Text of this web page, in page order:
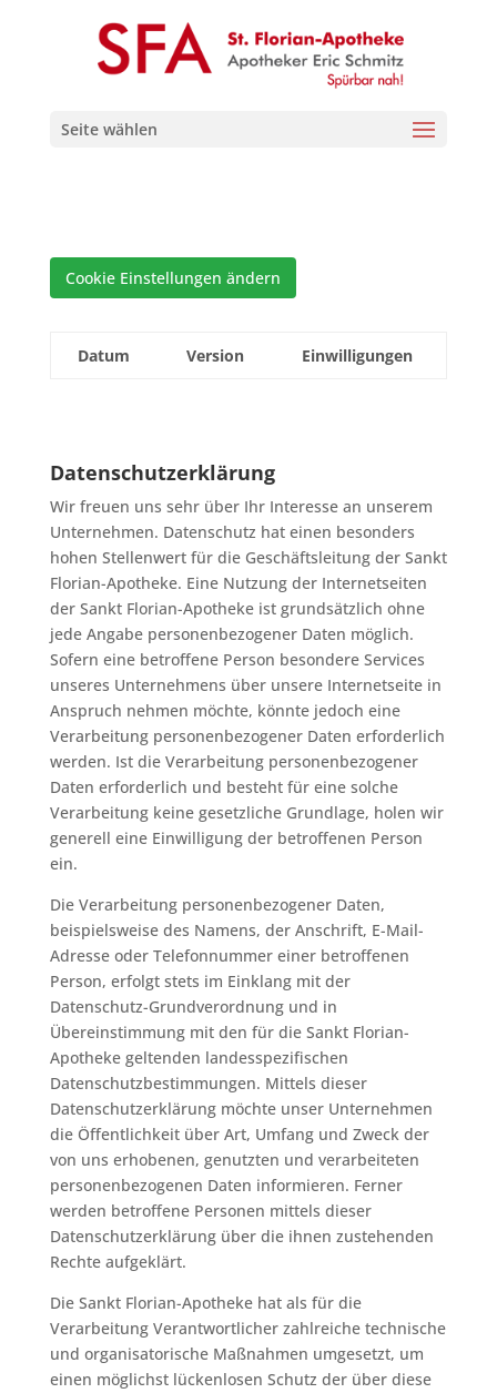
Seite wählen
Cookie Einstellungen ändern
Datum Version Einwilligungen
Datenschutzerklärung
Wir freuen uns sehr über Ihr Interesse an unserem
Unternehmen. Datenschutz hat einen besonders
hohen Stellenwert für die Geschäftsleitung der Sankt
Florian-Apotheke. Eine Nutzung der Internetseiten
der Sankt Florian-Apotheke ist grundsätzlich ohne
jede Angabe personenbezogener Daten möglich.
Sofern eine betroffene Person besondere Services
unseres Unternehmens über unsere Internetseite in
Anspruch nehmen möchte, könnte jedoch eine
Verarbeitung personenbezogener Daten erforderlich
werden. Ist die Verarbeitung personenbezogener
Daten erforderlich und besteht für eine solche
Verarbeitung keine gesetzliche Grundlage, holen wir
generell eine Einwilligung der betroffenen Person
ein.
Die Verarbeitung personenbezogener Daten,
beispielsweise des Namens, der Anschrift, E-Mail-
Adresse oder Telefonnummer einer betroffenen
Person, erfolgt stets im Einklang mit der
Datenschutz-Grundverordnung und in
Übereinstimmung mit den für die Sankt Florian-
Apotheke geltenden landesspezifischen
Datenschutzbestimmungen. Mittels dieser
Datenschutzerklärung möchte unser Unternehmen
die Öffentlichkeit über Art, Umfang und Zweck der
von uns erhobenen, genutzten und verarbeiteten
personenbezogenen Daten informieren. Ferner
werden betroffene Personen mittels dieser
Datenschutzerklärung über die ihnen zustehenden
Rechte aufgeklärt.
Die Sankt Florian-Apotheke hat als für die
Verarbeitung Verantwortlicher zahlreiche technische
und organisatorische Maßnahmen umgesetzt, um
einen möglichst lückenlosen Schutz der über diese